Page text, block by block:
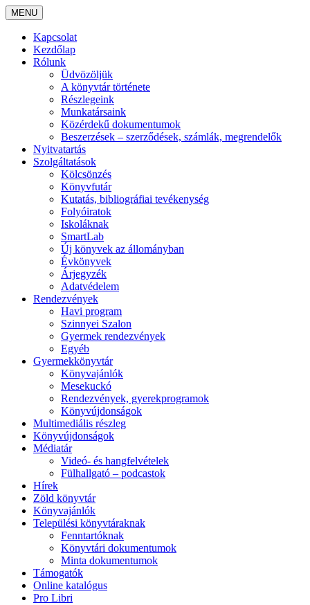
MENU
Kapcsolat
Kezdőlap
Rólunk
Üdvözöljük
A könyvtár története
Részlegeink
Munkatársaink
Közérdekű dokumentumok
Beszerzések – szerződések, számlák, megrendelők
Nyitvatartás
Szolgáltatások
Kölcsönzés
Könyvfutár
Kutatás, bibliográfiai tevékenység
Folyóiratok
Iskoláknak
SmartLab
Új könyvek az állományban
Évkönyvek
Árjegyzék
Adatvédelem
Rendezvények
Havi program
Szinnyei Szalon
Gyermek rendezvények
Egyéb
Gyermekkönyvtár
Könyvajánlók
Mesekuckó
Rendezvények, gyerekprogramok
Könyvújdonságok
Multimediális részleg
Könyvújdonságok
Médiatár
Videó- és hangfelvételek
Fülhallgató – podcastok
Hírek
Zöld könyvtár
Könyvajánlók
Települési könyvtáraknak
Fenntartóknak
Könyvtári dokumentumok
Minta dokumentumok
Támogatók
Online katalógus
Pro Libri